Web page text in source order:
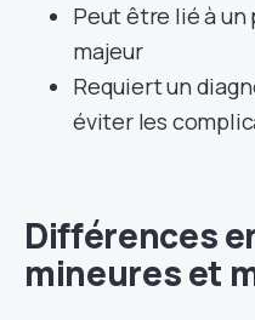
Peut être lié à un
majeur
Requiert un
éviter les
Différences
mineures et